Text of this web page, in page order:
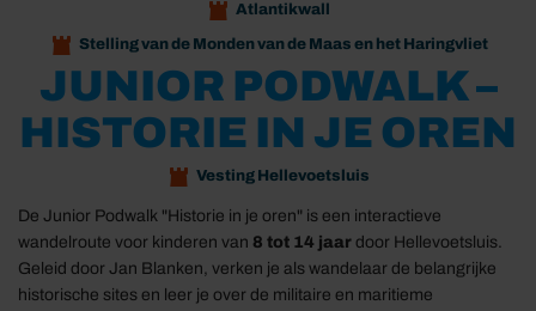
Atlantikwall
Stelling van de Monden van de Maas en het Haringvliet
JUNIOR PODWALK –
HISTORIE IN JE OREN
Vesting Hellevoetsluis
De Junior Podwalk "Historie in je oren" is een interactieve
wandelroute voor kinderen van 8 tot 14 jaar door Hellevoetsluis.
Geleid door Jan Blanken, verken je als wandelaar de belangrijke
historische sites en leer je over de militaire en maritieme